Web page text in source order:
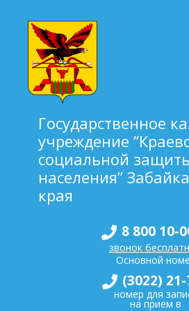
Государственное
учреждение
социальной
населения”
края
8 800 10-
звонок
Основной
(3022)
номер для
на прием в